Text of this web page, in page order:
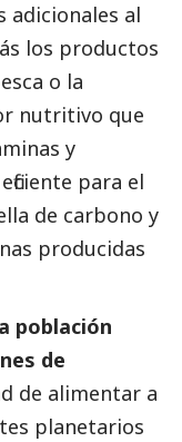
adicionales al
los productos
o la
nutritivo que
y
para el
de carbono y
producidas
población
de
de alimentar a
planetarios